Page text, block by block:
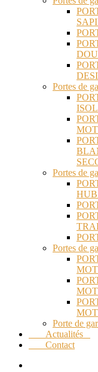
Portes de
Portes de
Portes de
Porte de
Actualités
Contact